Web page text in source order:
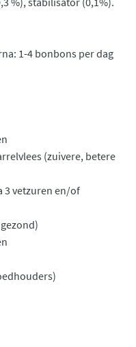
1-4 bonbons per dag
(zuivere, betere
3 vetzuren en/of